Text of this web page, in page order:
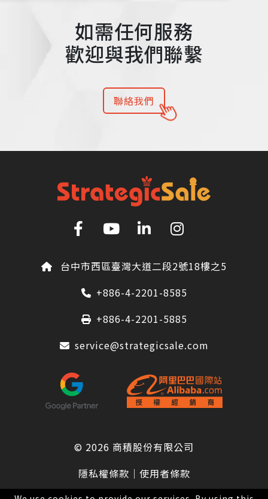
如需任何服務
歡迎與我們聯繫
聯絡我們
台中市西區臺灣大道二段2號18樓之5
+886-4-2201-8585
+886-4-2201-5885
service@strategicsale.com
© 2026 商積股份有限公司
隱私權條款 ｜ 使用者條款